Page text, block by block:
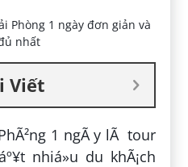
Viết
1 ngÃ y lÃ tour
nhiá»u du khÃ¡ch